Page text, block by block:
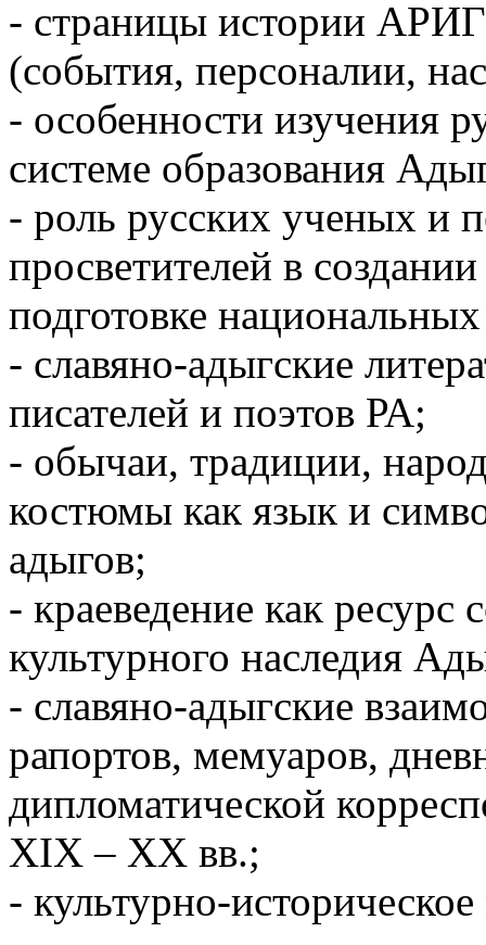
- страницы истории
(события, персоналии,
- особенности изучения
системе образования
- роль русских ученых и
просветителей в
подготовке
- славяно-адыгские
писателей и поэтов РА;
- обычаи, традиции,
костюмы как язык и
адыгов;
- краеведение как ресурс
культурного наследия
- славяно-адыгские
рапортов, мемуаров,
дипломатической
XIX – XX вв.;
- культурно-